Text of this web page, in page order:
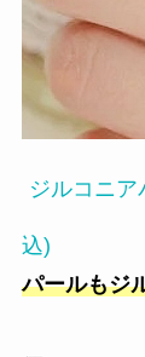
ジルコニ
込)
パールもジ